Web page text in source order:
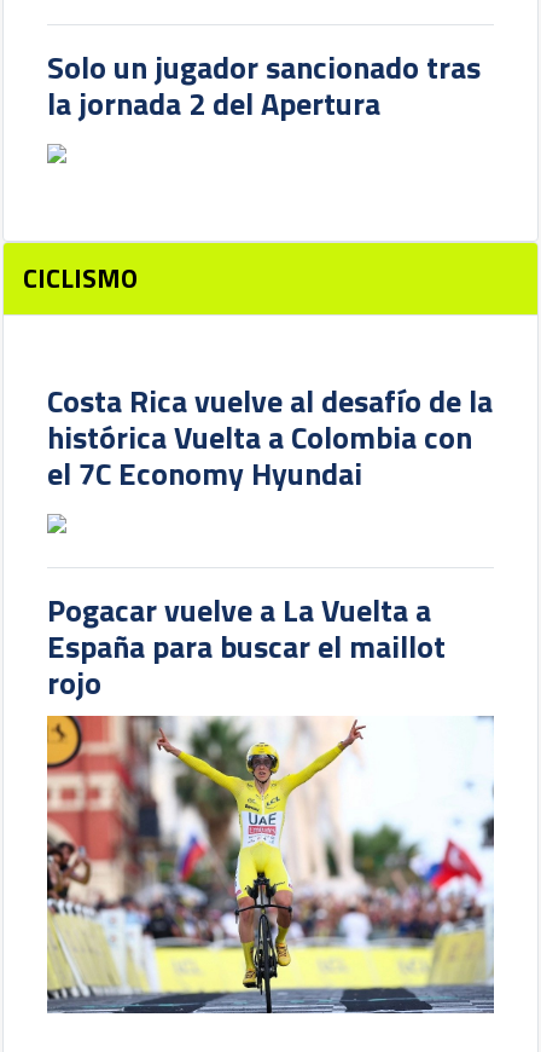
Solo un jugador sancionado tras
la jornada 2 del Apertura
CICLISMO
Costa Rica vuelve al desafío de la
histórica Vuelta a Colombia con
el 7C Economy Hyundai
Pogacar vuelve a La Vuelta a
España para buscar el maillot
rojo